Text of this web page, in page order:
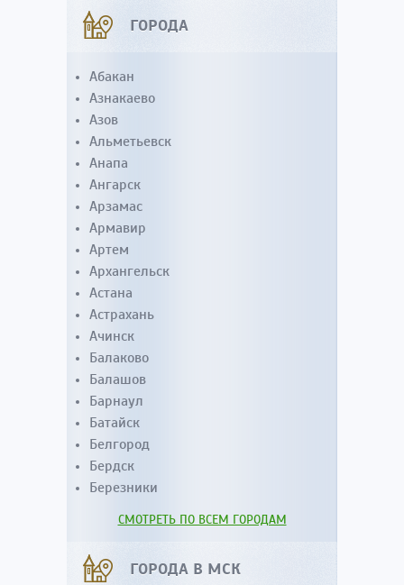
ГОРОДА
Абакан
Азнакаево
Азов
Альметьевск
Анапа
Ангарск
Арзамас
Армавир
Артем
Архангельск
Астана
Астрахань
Ачинск
Балаково
Балашов
Барнаул
Батайск
Белгород
Бердск
Березники
СМОТРЕТЬ ПО ВСЕМ ГОРОДАМ
ГОРОДА В МСК